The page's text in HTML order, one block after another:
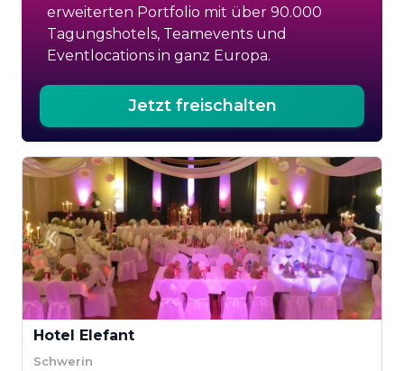
erweiterten Portfolio mit über 90.000
Tagungshotels, Teamevents und
Eventlocations in ganz Europa.
Jetzt freischalten
Hotel Elefant
Schwerin